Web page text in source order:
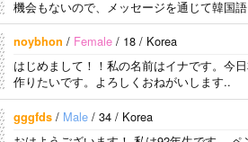
機会もないので、メッセージを通じて韓国
noybhon / Female / 18 / Korea
はじめまして！！私の名前はイナです。今
作りたいです。よろしくおねがいします..
gggfds / Male / 34 / Korea